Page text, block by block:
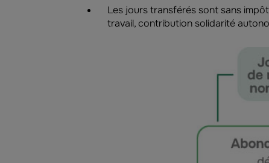
Les jours transférés sont sans impôt
travail, contribution solidarité